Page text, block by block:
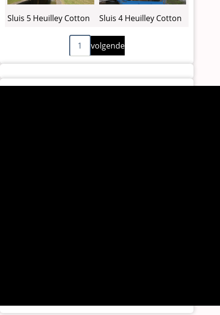
Sluis 5 Heuilley Cotton Sluis 4 Heuilley Cotton
1
Volgende
pagina
volgende